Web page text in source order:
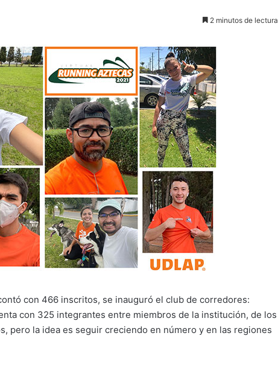
2 minutos de lectura
con 466 inscritos, se inauguró el club de corredores:
con 325 integrantes entre miembros de la institución, de los
pero la idea es seguir creciendo en número y en las regiones